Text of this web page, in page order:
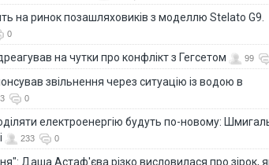
на ринок позашляховиків з моделлю Stelato G9.
0
на чутки про конфлікт з Гегсетом 99
звільнення через ситуацію із водою в
0
електроенергію будуть по-новому:
233 0
Даша Астаф'єва різко висловилася про зірок,